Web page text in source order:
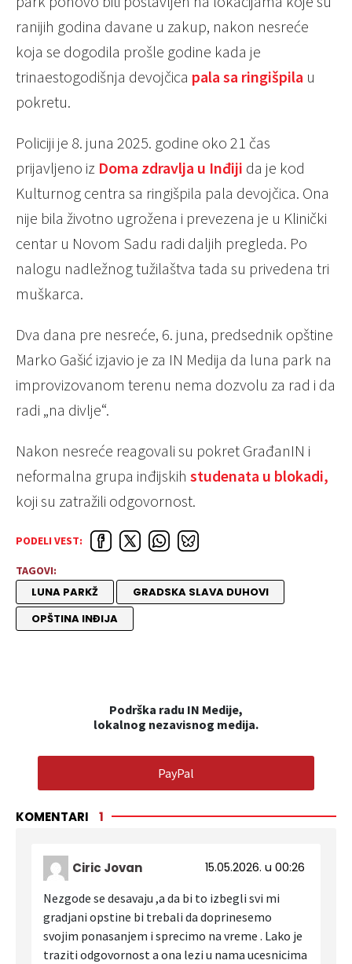
ranijih godina davane u zakup, nakon nesreće
koja se dogodila prošle godine kada je
trinaestogodišnja devojčica pala sa ringišpila u
pokretu.
Policiji je 8. juna 2025. godine oko 21 čas
prijavljeno iz Doma zdravlja u Inđiji da je kod
Kulturnog centra sa ringišpila pala devojčica. Ona
nije bila životno ugrožena i prevezena je u Klinički
centar u Novom Sadu radi daljih pregleda. Po
nalogu nadležnog tužilaštva tada su privedena tri
muškarca.
Dva dana pre nesreće, 6. juna, predsednik opštine
Marko Gašić izjavio je za IN Medija da luna park na
improvizovanom terenu nema dozvolu za rad i da
radi „na divlje“.
Nakon nesreće reagovali su pokret GrađanIN i
neformalna grupa inđijskih studenata u blokadi,
koji su zatražili odgovornost.
PODELI VEST:
TAGOVI:
LUNA PARKŽ
GRADSKA SLAVA DUHOVI
OPŠTINA INĐIJA
Podrška radu IN Medije,
lokalnog nezavisnog medija.
PayPal
KOMENTARI 1
Ciric Jovan
15.05.2026. u 00:26
Nezgode se desavaju ,a da bi to izbegli svi mi
gradjani opstine bi trebali da doprinesemo
svojim ponasanjem i sprecimo na vreme . Lako je
traziti odgovornost a ona lezi u nama ucesnicima